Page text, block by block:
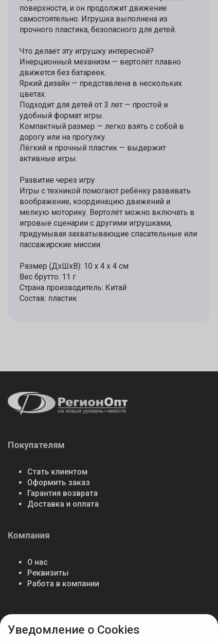
поверхности, и он продолжит движение
самостоятельно. Игрушка выполнена из
прочного пластика, безопасного для детей.
Что делает эту игрушку интересной?
Инерционный механизм — вертолёт плавно
движется без батареек.
Яркий дизайн — представлена в нескольких
цветах.
Подходит для детей от 3 лет — простой и
удобный формат игры.
Компактный размер — легко взять с собой в
дорогу или на прогулку.
Лёгкий и прочный пластик — выдержит
активные игры.
Развитие через игру
Игры с техникой помогают ребёнку развивать
воображение, координацию движений и
мелкую моторику. Вертолёт можно включать в
игровые сценарии с другими игрушками,
придумывая захватывающие спасательные или
пассажирские миссии.
Размер (ДхШхВ): 10 х 4 х 4 см
Вес брутто: 11 г
Страна производитель: Китай
Состав: пластик
Покупателям
Стать клиентом
Оформить заказ
Гарантия возврата
Доставка и оплата
Компания
О нас
Реквизиты
Работа в компании
Мы в соцсетях
Уведомление о Cookies